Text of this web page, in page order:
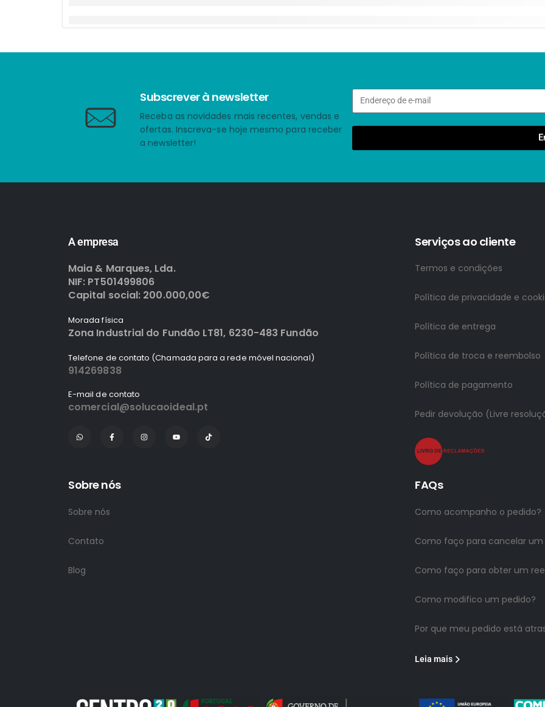
Subscrever à newsletter
Receba as novidades mais recentes, vendas e
ofertas. Inscreva-se hoje mesmo para receber
a newsletter!
A empresa
Maia & Marques, Lda.
NIF: PT501499806
Capital social: 200.000,00€
Morada física
Zona Industrial do Fundão LT81, 6230-483 Fundão
Telefone de contato (Chamada para a rede móvel nacional)
914269838
E-mail de contato
comercial@solucaoideal.pt
Serviços ao cliente
Termos e condições
Política de privacidade e
Política de entrega
Política de troca e reembolso
Política de pagamento
Pedir devolução (Livre
Sobre nós
Sobre nós
Contato
Blog
FAQs
Como acompanho o pedido?
Como faço para cancelar um
Como faço para obter um
Como modifico um pedido?
Por que meu pedido está
Leia mais